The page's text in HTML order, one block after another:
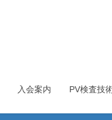
入会案内 PV検査技